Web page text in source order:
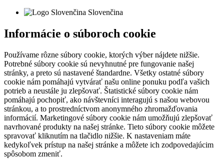
Slovenčina
Informácie o súboroch cookie
Používame rôzne súbory cookie, ktorých výber nájdete nižšie.
Potrebné súbory cookie sú nevyhnutné pre fungovanie našej
stránky, a preto sú nastavené štandardne. Všetky ostatné súbory
cookie nám pomáhajú vytvárať našu online ponuku podľa vašich
potrieb a neustále ju zlepšovať. Štatistické súbory cookie nám
pomáhajú pochopiť, ako návštevníci interagujú s našou webovou
stránkou, a to prostredníctvom anonymného zhromažďovania
informácií. Marketingové súbory cookie nám umožňujú zlepšovať
navrhované produkty na našej stránke. Tieto súbory cookie môžete
spravovať kliknutím na tlačidlo nižšie. K nastaveniam máte
kedykoľvek prístup na našej stránke a môžete ich zodpovedajúcim
spôsobom zmeniť.